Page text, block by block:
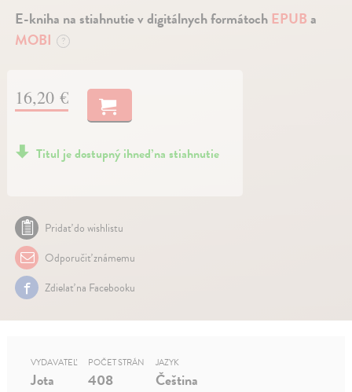
E-kniha na stiahnutie v digitálnych formátoch EPUBa
MOBI
?
16,20 €
Titul je dostupný ihneď na stiahnutie
Pridať do wishlistu
Odporučiť známemu
Zdielať na Facebooku
VYDAVATEĽ
Jota
POČET STRÁN
408
JAZYK
Čeština